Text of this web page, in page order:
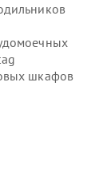
шкафов